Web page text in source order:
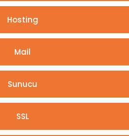
Hosting
Mail
Sunucu
SSL